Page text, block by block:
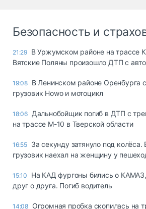
Безопасность и
21:29 В Уржумском районе на трассе
Вятские Поляны произошло ДТП с
19:08 В Ленинском районе Оренбурга
грузовик Howo и мотоцикл
18:06 Дальнобойщик погиб в ДТП с
на трассе М-10 в Тверской области
16:55 За секунду затянуло под колёса.
грузовик наехал на женщину у
15:10
На КАД фургоны бились о
друг о друга. Погиб водитель
14:08 Огромная пробка скопилась на